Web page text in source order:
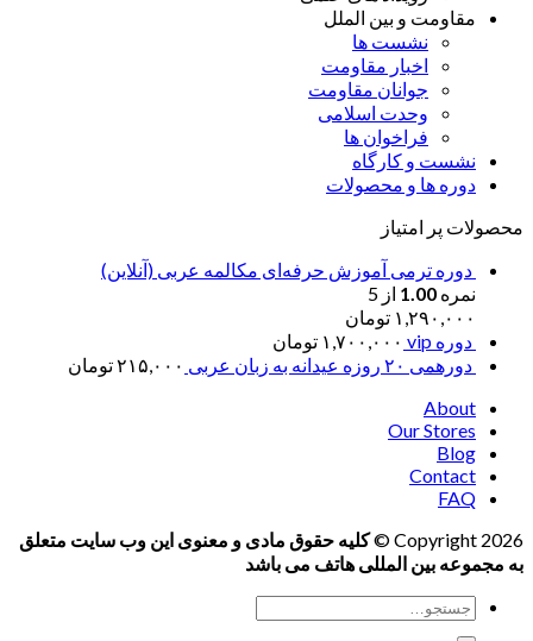
مقاومت و بین الملل
نشست ها
اخبار مقاومت
جوانان مقاومت
وحدت اسلامی
فراخوان ها
نشست و کارگاه
دوره ها و محصولات
محصولات پر امتیاز
دوره ترمی آموزش حرفه‌ای مکالمه عربی (آنلاین)
نمره 1.00 از 5
۱,۲۹۰,۰۰۰ تومان
دوره vip
۱,۷۰۰,۰۰۰ تومان
دورهمی ۲۰ روزه عیدانه به زبان عربی
۲۱۵,۰۰۰تومان
About
Our Stores
Blog
Contact
FAQ
Copyright 2026 ©
کلیه حقوق مادی و معنوی این وب سایت متعلق
به مجموعه بین المللی هاتف می باشد
جستجو
برای: